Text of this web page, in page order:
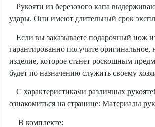
Рукояти из березового капа
удары. Они имеют длительный срок
Если вы заказываете подарочный нож
гарантированно получите оригинальное,
изделие, которое станет роскошным
будет по назначению служить своему
С характеристиками различных
ознакомиться на странице: Материалы
В комплекте: